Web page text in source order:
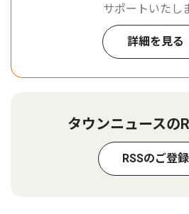
サポートいたし
詳細を見る
タウンニュースの
RSSのご登録